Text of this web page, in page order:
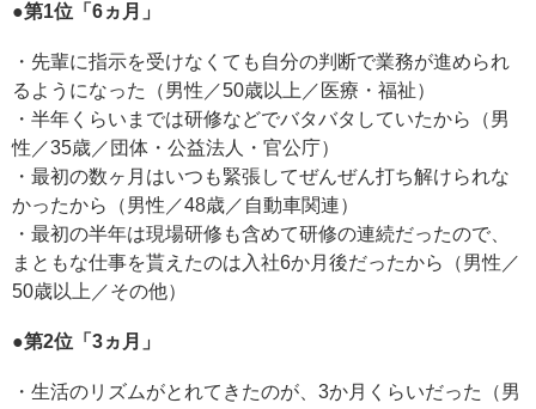
●第1位「6ヵ月」
・先輩に指示を受けなくても自分の判断で業務が進められ
るようになった（男性／50歳以上／医療・福祉）
・半年くらいまでは研修などでバタバタしていたから（男
性／35歳／団体・公益法人・官公庁）
・最初の数ヶ月はいつも緊張してぜんぜん打ち解けられな
かったから（男性／48歳／自動車関連）
・最初の半年は現場研修も含めて研修の連続だったので、
まともな仕事を貰えたのは入社6か月後だったから（男性／
50歳以上／その他）
●第2位「3ヵ月」
・生活のリズムがとれてきたのが、3か月くらいだった（男